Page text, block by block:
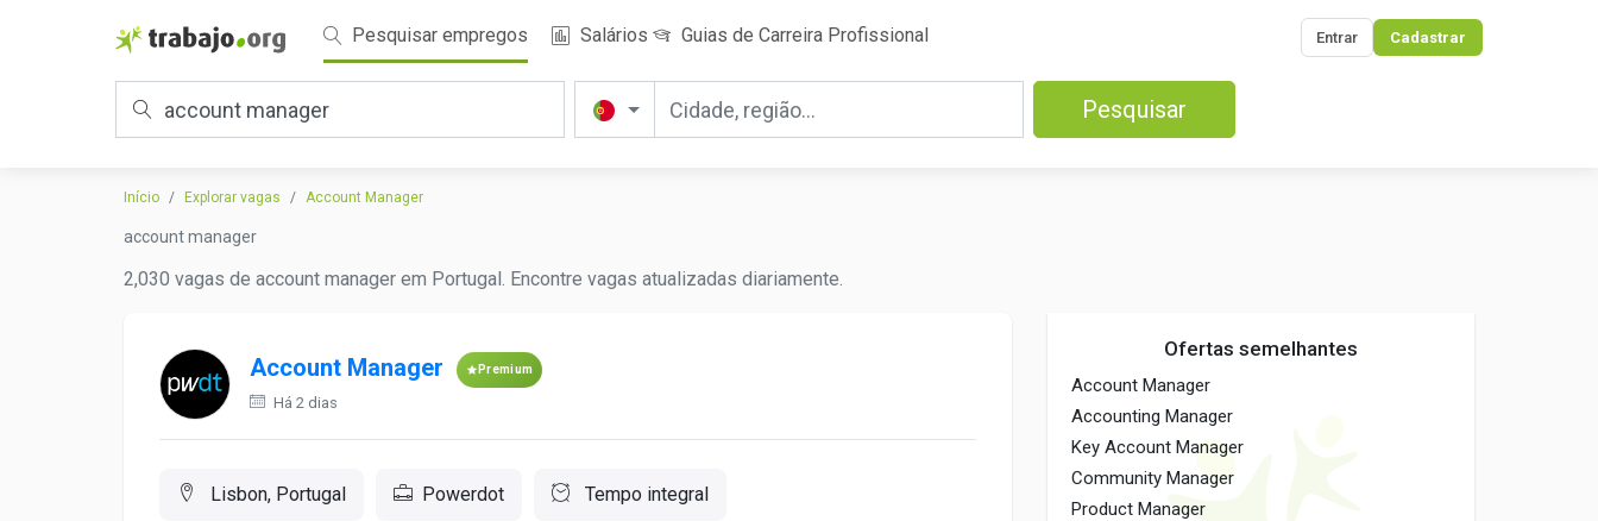
Pesquisar empregos Salários Guias de Carreira Profissional Entrar Cadastrar
Pesquisar
Início Explorar vagas Account Manager
account manager
2,030 vagas de account manager em Portugal. Encontre vagas atualizadas diariamente.
Account Manager Premium
Há 2 dias
Lisbon, Portugal Powerdot Tempo integral
Ofertas semelhantes
Account Manager
Accounting Manager
Key Account Manager
Community Manager
Product Manager